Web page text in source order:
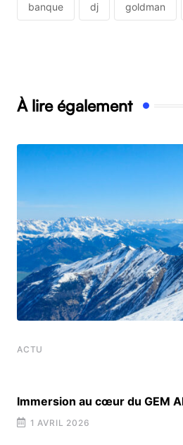
banque dj goldman
À lire également
ACTU
Immersion au cœur du GEM
1 AVRIL 2026